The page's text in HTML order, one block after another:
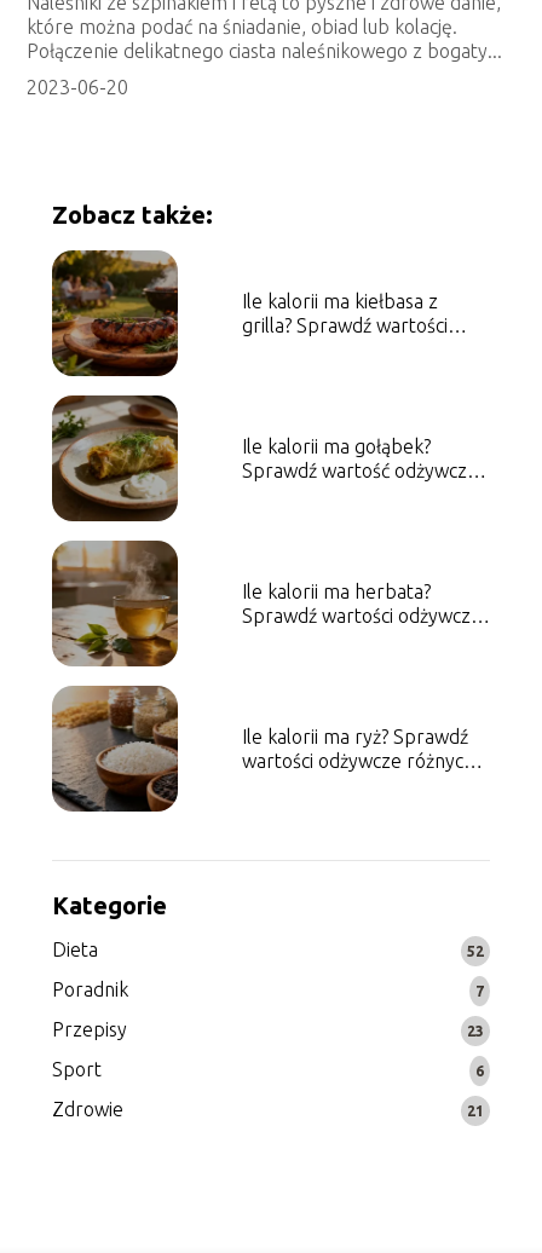
które można podać na śniadanie, obiad lub kolację.
Połączenie delikatnego ciasta naleśnikowego z bogaty...
2023-06-20
Zobacz także:
Ile kalorii ma kiełbasa z
grilla? Sprawdź wartości
Ile kalorii ma gołąbek?
Sprawdź wartość odżywczą
Ile kalorii ma herbata?
Sprawdź wartości odżywcze
Ile kalorii ma ryż? Sprawdź
wartości odżywcze różnych
Kategorie
Dieta 52
Poradnik 7
Przepisy 23
Sport 6
Zdrowie 21